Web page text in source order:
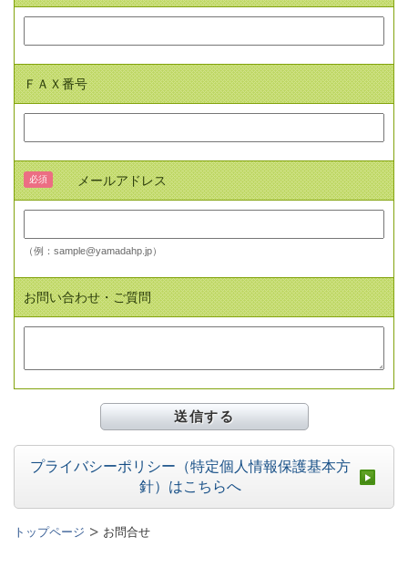
ＦＡＸ番号
メールアドレス
必須
（例：sample@yamadahp.jp）
お問い合わせ・ご質問
プライバシーポリシー（特定個人情報保護基本方
針）はこちらへ
トップページ お問合せ